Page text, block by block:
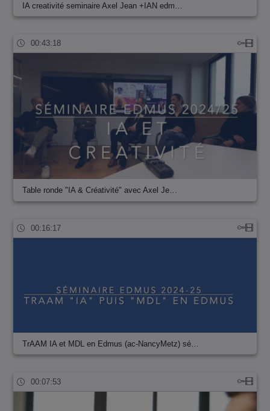
IA creativité seminaire Axel Jean +IAN edm…
00:43:18
Table ronde "IA & Créativité" avec Axel Je…
00:16:17
TrAAM IA et MDL en Edmus (ac-NancyMetz) sé…
00:07:53